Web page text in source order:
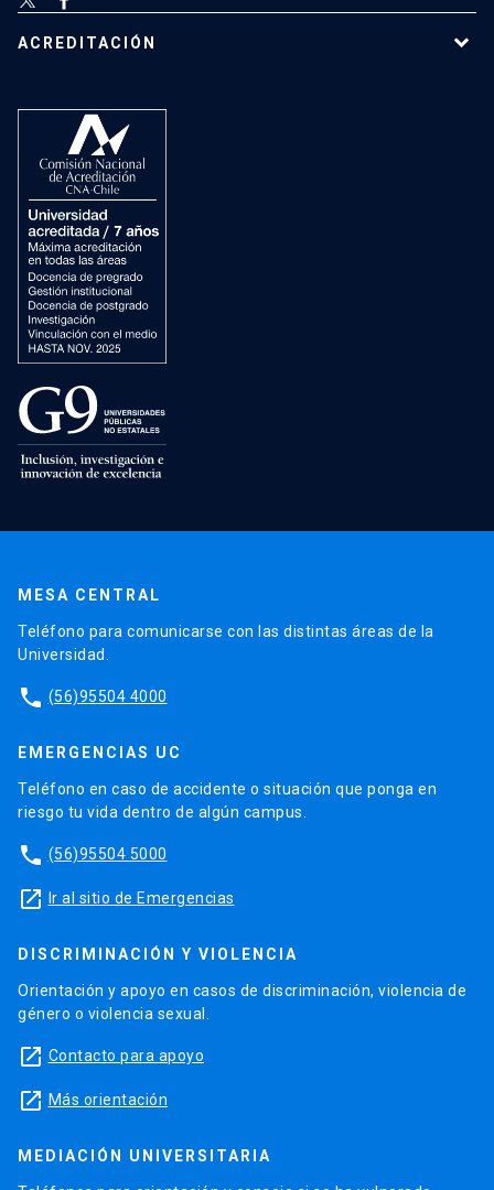
ACREDITACIÓN
MESA CENTRAL
Teléfono para comunicarse con las distintas áreas de la
Universidad.
phone (56)95504 4000
EMERGENCIAS UC
Teléfono en caso de accidente o situación que ponga en
riesgo tu vida dentro de algún campus.
phone (56)95504 5000
launch Ir al sitio de Emergencias
DISCRIMINACIÓN Y VIOLENCIA
Orientación y apoyo en casos de discriminación, violencia de
género o violencia sexual.
launch Contacto para apoyo
launch Más orientación
MEDIACIÓN UNIVERSITARIA